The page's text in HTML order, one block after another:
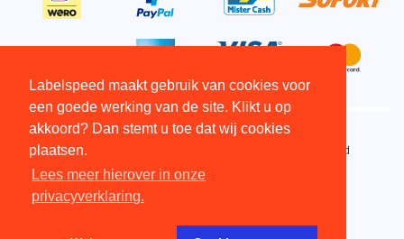
Labelspeed maakt gebruik van cookies voor
een goede werking van de site. Klikt u op
akkoord? Dan stemt u toe dat wij cookies
plaatsen.
Lees meer hierover in onze
privacyverklaring.
Copyright All Rights Reserved © 2015 - 2026 - Labelspeed
Algemene Voorwaarden